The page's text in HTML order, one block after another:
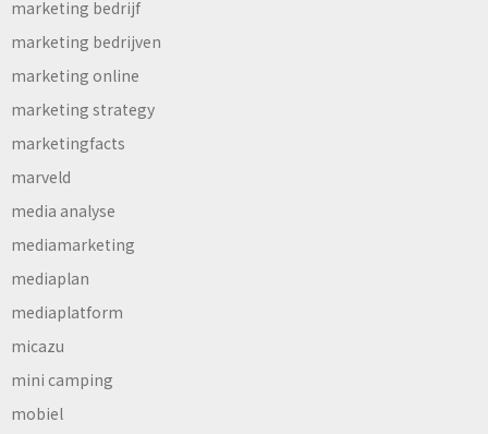
marketing bedrijf
marketing bedrijven
marketing online
marketing strategy
marketingfacts
marveld
media analyse
mediamarketing
mediaplan
mediaplatform
micazu
mini camping
mobiel